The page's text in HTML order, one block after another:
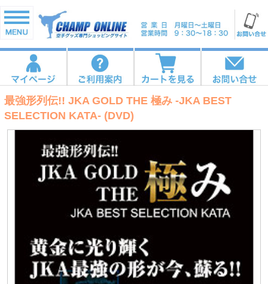
最強形列伝!! JKA GOLD THE 極み -JKA BEST
SELECTION KATA- (DVD)